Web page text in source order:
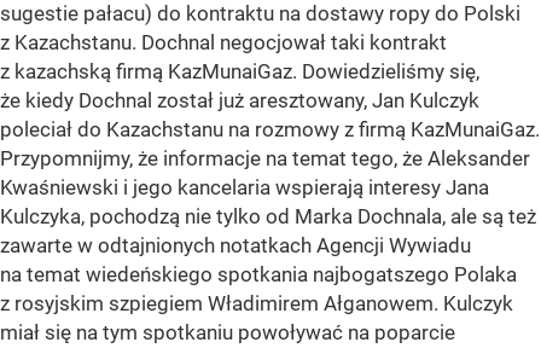
sugestie pałacu) do kontraktu na dostawy ropy do Polski
z Kazachstanu. Dochnal negocjował taki kontrakt
z kazachską firmą KazMunaiGaz. Dowiedzieliśmy się,
że kiedy Dochnal został już aresztowany, Jan Kulczyk
poleciał do Kazachstanu na rozmowy z firmą KazMunaiGaz.
Przypomnijmy, że informacje na temat tego, że Aleksander
Kwaśniewski i jego kancelaria wspierają interesy Jana
Kulczyka, pochodzą nie tylko od Marka Dochnala, ale są też
zawarte w odtajnionych notatkach Agencji Wywiadu
na temat wiedeńskiego spotkania najbogatszego Polaka
z rosyjskim szpiegiem Władimirem Ałganowem. Kulczyk
miał się na tym spotkaniu powoływać na poparcie